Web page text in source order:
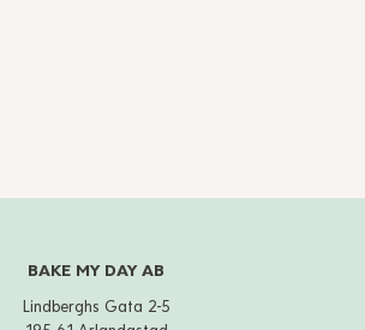
BAKE MY DAY AB
Lindberghs Gata 2-5